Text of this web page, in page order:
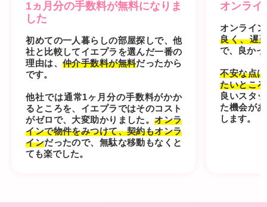
1ヵ月分の手数料が無料になりま
した
初めての一人暮らしの部屋探しで、他
社と比較してイエプラを選んだ一番の
理由は、 仲介手数料が無料だったから
です。
他社では通常1ヶ月分の手数料がかか
るところを、イエプラではそのコスト
がゼロで、大変助かりました。オンラ
インで物件をみつけて、契約もオンラ
インだったので、無駄な移動もなくと
ても楽でした。
オンライ
オンライ
良く、遅
で、良か
不安な点
たいとこ
良いスタ
た機会が
します。